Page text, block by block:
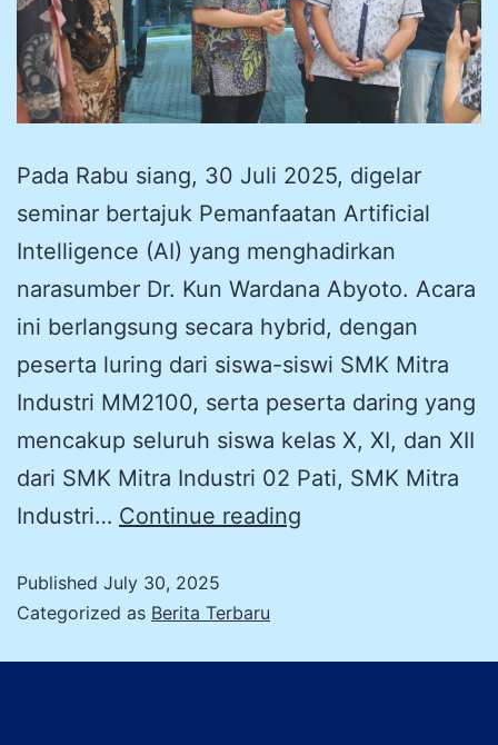
Pada Rabu siang, 30 Juli 2025, digelar
seminar bertajuk Pemanfaatan Artificial
Intelligence (AI) yang menghadirkan
narasumber Dr. Kun Wardana Abyoto. Acara
ini berlangsung secara hybrid, dengan
peserta luring dari siswa-siswi SMK Mitra
Industri MM2100, serta peserta daring yang
mencakup seluruh siswa kelas X, XI, dan XII
dari SMK Mitra Industri 02 Pati, SMK Mitra
Industri… Continue reading
Published July 30, 2025
Categorized as Berita Terbaru